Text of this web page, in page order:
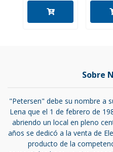
Sobre
"Petersen" debe su nombre a
Lena que el 1 de febrero de
abriendo un local en pleno
años se dedicó a la venta de
producto de la